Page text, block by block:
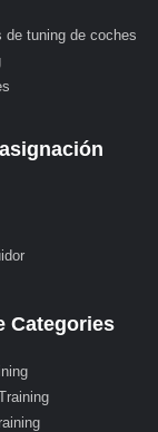
de tuning de coches
Categories